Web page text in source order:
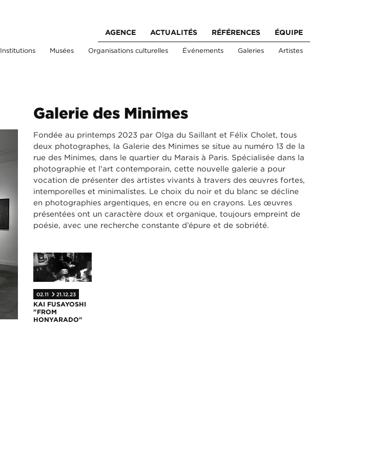
AGENCE ACTUALITÉS RÉFÉRENCES ÉQUIPE
Institutions Musées Organisations culturelles Événements Galeries Artistes
Galerie des Minimes
Fondée au printemps 2023 par Olga du Saillant et Félix Cholet, tous
deux photographes, la Galerie des Minimes se situe au numéro 13 de la
rue des Minimes, dans le quartier du Marais à Paris. Spécialisée dans la
photographie et l'art contemporain, cette nouvelle galerie a pour
vocation de présenter des artistes vivants à travers des œuvres fortes,
intemporelles et minimalistes. Le choix du noir et du blanc se décline
en photographies argentiques, en encre ou en crayons. Les œuvres
présentées ont un caractère doux et organique, toujours empreint de
poésie, avec une recherche constante d’épure et de sobriété.
02.11 21.12.23
KAI FUSAYOSHI
"FROM
HONYARADO"